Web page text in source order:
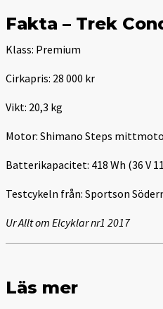
Fakta – Trek
Klass: Premium
Cirkapris: 28 000 kr
Vikt: 20,3 kg
Motor: Shimano Steps
Batterikapacitet: 418 Wh (36 V
Testcykeln från: Sportson
Ur Allt om Elcyklar nr1 2017
Läs mer